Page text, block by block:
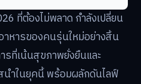
ที่ต้องไม่พลาด กำลังเปลี่ยน
าหารของคนรุ่นใหม่อย่างสิ้น
รที่เน้นสุขภาพยั่งยืนและ
นำในยุคนี้ พร้อมผลักดันไลฟ์